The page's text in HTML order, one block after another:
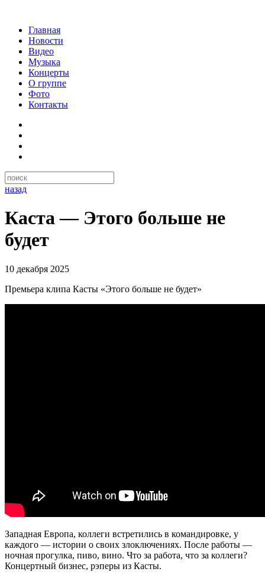
Главная
Новости
Видео
Музыка
Концерты
О группе
Фото
Контакты
назад
Каста — Этого больше не
будет
10 декабря 2025
Премьера клипа Касты «Этого больше не будет»
Западная Европа, коллеги встретились в командировке, у
каждого — истории о своих злоключениях. После работы —
ночная прогулка, пиво, вино. Что за работа, что за коллеги?
Концертный бизнес, рэперы из Касты.